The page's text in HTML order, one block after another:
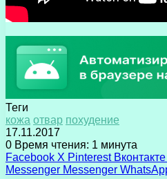
Теги
кожа отвар похудение
17.11.2017
0 Время чтения: 1 минута
Facebook X Pinterest Вконтакте
Messenger Messenger